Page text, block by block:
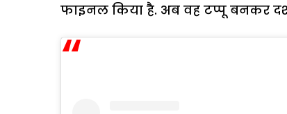
फाइनल किया है. अब वह टप्पू बनकर